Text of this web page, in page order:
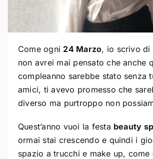
Come ogni 24 Marzo, io scrivo di
non avrei mai pensato che anche
compleanno sarebbe stato senza
amici, ti avevo promesso che
diverso ma purtroppo non
Quest’anno vuoi la festa beauty
ormai stai crescendo e quindi i
spazio a trucchi e make up, come